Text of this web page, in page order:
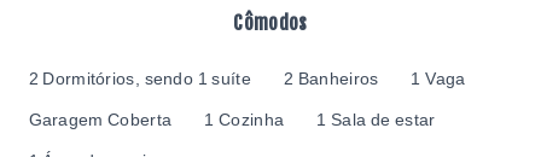
Cômodos
2 Dormitórios, sendo 1 suíte 2 Banheiros 1 Vaga
Garagem Coberta 1 Cozinha 1 Sala de estar